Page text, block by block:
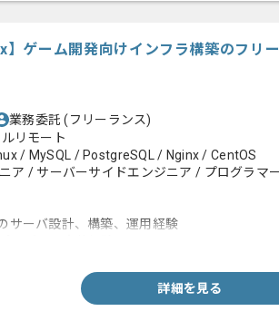
】ゲーム開発向けインフラ構築のフリ
業務委託(フリーランス)
リモート
/ MySQL / PostgreSQL / Nginx / CentOS
ア / サーバーサイドエンジニア / プログラマ
サーバ設計、構築、運用経験
詳細を見る